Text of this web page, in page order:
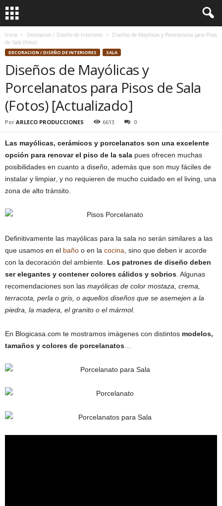
Inicio Decoracion / Diseño de Interiores
Diseños de Mayólicas y Porcelanatos para Pisos
de Sala (Fotos)
DECORACION / DISEÑO DE INTERIORES SALA
Diseños de Mayólicas y
Porcelanatos para Pisos de Sala
(Fotos) [Actualizado]
Por ARLECO PRODUCCIONES 6613 0
Las mayólicas, cerámicos y porcelanatos son una excelente
opción para renovar el piso de la sala pues ofrecen muchas
posibilidades en cuanto a diseño, además que son muy fáciles de
instalar y limpiar, y no requieren de mucho cuidado en el living, una
zona de alto tránsito.
Definitivamente las mayólicas para la sala no serán similares a las
que usamos en el baño o en la cocina , sino que deben ir acorde
con la decoración del ambiente. Los patrones de diseño deben
ser elegantes y contener colores cálidos y sobrios . Algunas
recomendaciones son las mayólicas de color mostaza, crema,
terracota, perla o gris, o aquellos diseños que se asemejen a la
piedra, la madera, el granito o el mármol.
En Blogicasa.com te mostramos imágenes con distintos modelos,
tamaños y colores de porcelanatos